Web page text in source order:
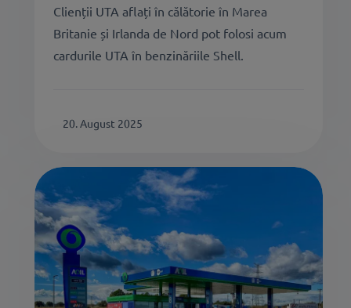
Clienții UTA aflați în călătorie în Marea
Britanie și Irlanda de Nord pot folosi acum
cardurile UTA în benzinăriile Shell.
20. August 2025